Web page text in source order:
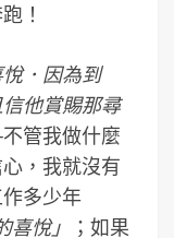
！
悅．因為到
他賞賜那尋
管我做什麼
，我就沒有
多少年
悅」 ；如果